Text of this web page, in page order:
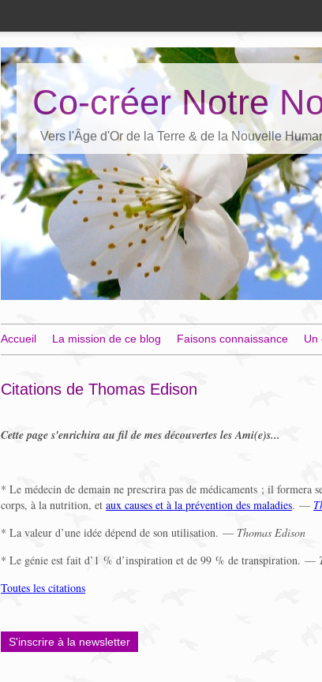
Co-créer Notre
Vers l'Âge d'Or de la Terre & de la Nouvelle
Accueil La mission de ce blog Faisons connaissance Un
Citations de Thomas Edison
Cette page s'enrichira au fil de mes découvertes les Ami(e)s...
* Le médecin de demain ne prescrira pas de médicaments ; il formera
corps, à la nutrition, et aux causes et à la prévention des maladies. —
* La valeur d’une idée dépend de son utilisation. — Thomas Edison
* Le génie est fait d’1 % d’inspiration et de 99 % de transpiration. —
Toutes les citations
S'inscrire à la newsletter